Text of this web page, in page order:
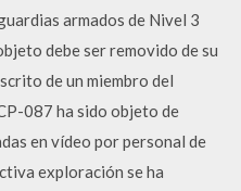
armados de Nivel 3
debe ser removido de su
de un miembro del
087 ha sido objeto de
en vídeo por personal de
exploración se ha